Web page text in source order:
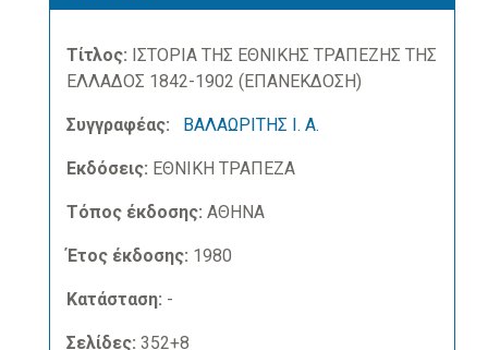
Τίτλος: ΙΣΤΟΡΙΑ ΤΗΣ ΕΘΝΙΚΗΣ ΤΡΑΠΕΖΗΣ ΤΗΣ
ΕΛΛΑΔΟΣ 1842-1902 (ΕΠΑΝΕΚΔΟΣΗ)
Συγγραφέας: ΒΑΛΑΩΡΙΤΗΣ Ι. Α.
Εκδόσεις: ΕΘΝΙΚΗ ΤΡΑΠΕΖΑ
Τόπος έκδοσης: ΑΘΗΝΑ
Έτος έκδοσης: 1980
Κατάσταση: -
Σελίδες: 352+8